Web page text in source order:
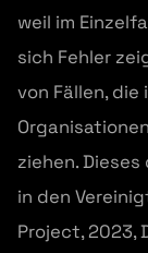
weil im
sich Fehler
von Fällen,
ziehen.
in den
Project, 2023,